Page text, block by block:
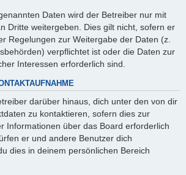
Daten wird der Betreiber nur mit
Dritte weitergeben. Dies gilt nicht, sofern er
Regelungen zur Weitergabe der Daten (z.
verpflichtet ist oder die Daten zur
Interessen erforderlich sind.
darüber hinaus, dich unter den von dir
zu kontaktieren, sofern dies zur
Informationen über das Board erforderlich
er und andere Benutzer dich
dies in deinem persönlichen Bereich